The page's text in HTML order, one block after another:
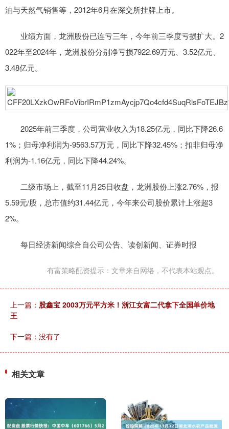
油与天然气销售等，2012年6月在深交所挂牌上市。
业绩方面，龙洲股份已连亏三年，今年前三季度亏损扩大。2
022年至2024年，龙洲股份分别净亏损7922.69万元、3.52亿元、
3.48亿元。
2025年前三季度，公司营业收入为18.25亿元，同比下降26.6
1%；归母净利润为-9563.57万元，同比下降32.45%；扣非归母净
利润为-1.16亿元，同比下降44.24%。
二级市场上，截至11月25日收盘，龙洲股份上涨2.76%，报
5.59元/股，总市值约31.44亿元，今年来公司股价累计上涨超3
2%。
每日经济新闻综合自公司公告、读创新闻、证券时报
有富策略配资提示：文章来自网络，不代表本站观点。
上一篇： 股鑫宝 2003万元平方米！浙江女富二代拿下全国单价地
王
下一篇：没有了
相关文章